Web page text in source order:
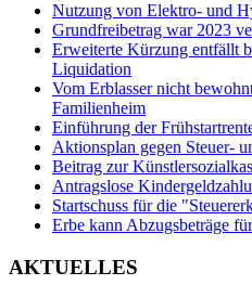
Nutzung von Elektro- und
Grundfreibetrag war 2023
Erweiterte Kürzung entfällt
Liquidation
Vom Erblasser nicht
Familienheim
Einführung der
Aktionsplan gegen Steuer-
Beitrag zur
Antragslose
Startschuss für die
Erbe kann Abzugsbeträge
AKTUELLES